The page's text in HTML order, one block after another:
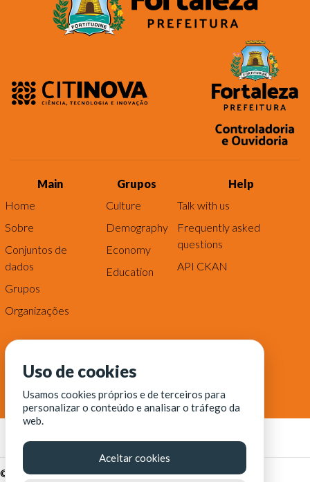
Main
Home
Sobre
Conjuntos de
dados
Grupos
Organizações
Grupos
Culture
Demography
Economy
Education
Help
Talk with us
Frequently asked
questions
API CKAN
© Fortaleza Digital || CITINOVA - Fundação de Ciência,
Uso de cookies
Usamos cookies próprios e de terceiros para
personalizar o conteúdo e analisar o tráfego da
web.
Aceitar cookies